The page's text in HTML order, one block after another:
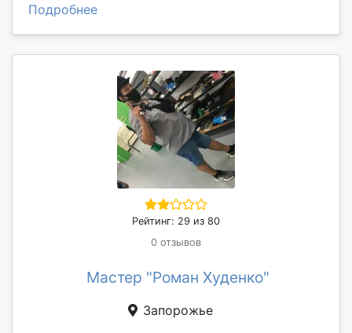
Подробнее
Рейтинг: 29 из 80
0 отзывов
Мастер "Роман Худенко"
Запорожье